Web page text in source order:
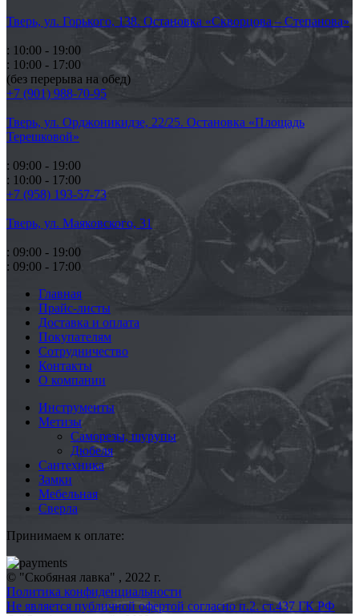
Тверь, ул. Горького, 138. Остановка «Скворцова – Степанова»
: 10:00 - 19:00
: 10:00 - 17:00
(без перерыва на обед)
+7 (901) 988-70-95
Тверь, ул. Орджоникидзе, 22/25. Остановка «Площадь
Терешковой»
: 09:00 - 19:00
: 10:00 - 17:00
+7 (958) 193-57-73
Тверь, ул. Маяковского, 31
: 09:00 - 19:00
: 09:00 - 17:00
Главная
Прайс-листы
Доставка и оплата
Покупателям
Сотрудничество
Контакты
О компании
Инструменты
Метизы
Саморезы, шурупы
Дюбеля
Сантехника
Замки
Мебельная
Сверла
Принимаем к оплате:
© "Скобяная лавка" , 2022 г.
Политика конфиденциальности
Не является публичной офертой согласно п.2. ст.437 ГК РФ